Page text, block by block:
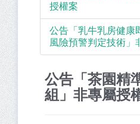
授權案
公告「乳牛乳房健康
風險預警判定技術」
公告「茶園精
組」非專屬授